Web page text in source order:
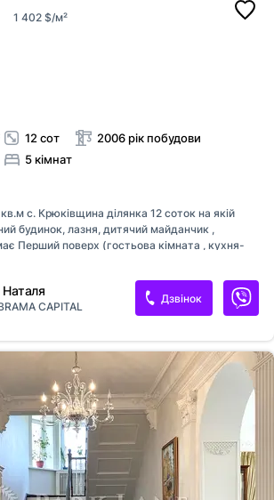
1 402 $/м²
12 сот
5 кімнат
2006 рік побудови
с. Крюківщина ділянка 12 соток на якій
будинок, лазня, дитячий майданчик ,
Перший поверх (гостьова кімната , кухня-
для дітей,) Опалення газове. Є
Основні характеристики: • Площа будинку:
Комунікації: • Газ • Електрика: 25 кВт •
CAPITAL
Дзвінок